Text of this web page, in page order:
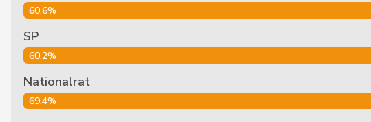
60,6%
SP
60,2%
Nationalrat
69,4%